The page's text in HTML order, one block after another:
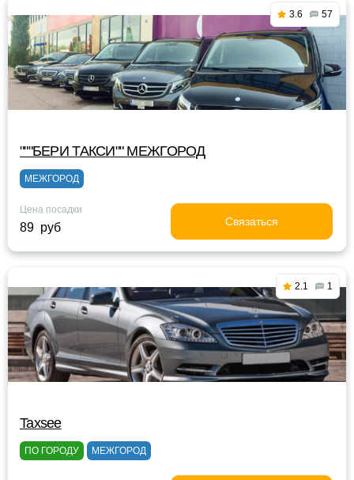
3.6 57
"""БЕРИ ТАКСИ"" МЕЖГОРОД
МЕЖГОРОД
Цена посадки
89 руб Связаться
2.1 1
Taxsee
ПО ГОРОДУ МЕЖГОРОД